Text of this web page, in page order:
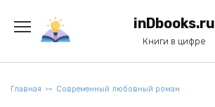
содержанию
inDbooks.ru
Книги в цифре
Главная Современный любовный роман